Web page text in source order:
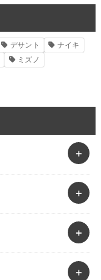
デサント
ナイキ
ミズノ